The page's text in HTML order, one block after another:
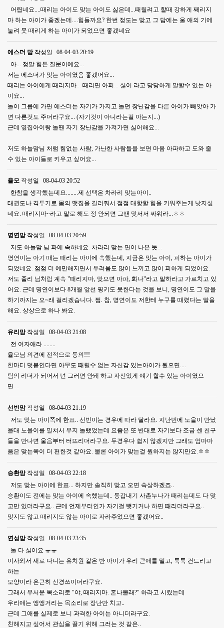
어렵네요....때리는 아이도 맞는 아이도 싫은데...때릴려고 할때 강하게 째리지
마 하는 아이가 좋겠는데....힘들까요? 한번 정도는 맞고 그 담에는 울 애의 기에
눌려 못 때리게 하는 아이가 되었으면 좋겠네요
에스더 맘 작성일
08-04-03 20:19
아... 정말 힘든 질문이예요...
저는 에스더가 맞는 아이였음 좋겠어요...
때리는 아이에게 때리지마... 때리면 아퍼... 싫어 라고 당당하게 말할수 있는 아
이요...
놀이 그룹에 가면 에스더는 자기가 가지고 놀던 장난감을 다른 아이가 빼앗아 가
면 다른것도 주더라구요... (자기것이 아니라는걸 아는지...)
근데 옆집아이랑 놀땐 자기 장난감을 가져가면 싫어해요...
저도 하늘맘님 처럼 힘없는 사람, 가난한 사람들을 보면 마음 아파하고 도와 줄
수 있는 아이들로 키우고 싶어요...
율모 작성일
08-04-03 20:52
한참을 생각했는데요........제 선택은 차라리 맞는아이..
태권도나 격투기로 몸의 맷집을 길러줘서 점점 대항할 힘을 키워주는게 낫지싶
네요. 때리지마~라고 말로 해도 정 안되면 그땐 맞서서 싸워라...ㅎㅎ
명연맘 작성일
08-04-03 20:59
저도 하늘맘 님 파에 속하네요. 차라리 맞는 편이 나은 듯...
명연이는 아기 때는 때리는 아이에 속했는데, 지금은 맞는 아이, 피하는 아이가
되었네요. 점점 더 예민해지면서 두려움도 많이 느끼고 많이 피하게 되었어요.
저도 줄리 님처럼 계속 "때리지마, 맞으면 아파, 화나"라고 말하라고 가르치고 있
어요. 근데 명연이보다 8개월 앞선 핑키도 못한다는 것을 보니, 명연이도 그 말을
하기까지는 오~래 걸리겠습니다. 쩝. 참, 명연이도 저한테 누구를 때렸다는 말을
해요. 상상으로 하나 봐요.
유리맘 작성일
08-04-03 21:08
전 여자애라 ........
율모님 의견에 전적으로 동의!!!
한마디 덧붙인다면 아무도 때릴수 없는 자신감 있는아이가 됬으면....
팀의 리더가 되어서 넌 그러면 안돼 하고 자신있게 얘기 할수 있는 아이였으
면....
선빈맘 작성일
08-04-03 21:19
저도 맞는 아이쪽에 한표.. 선빈이는 경우에 따라 달라요. 지난번에 노을이 만났
을대 노을이를 밀쳐서 무지 놀랬었는데 요즘은 또 반대로 자기보다 조금 센 친구
들을 만나면 울음부터 터뜨리더라구요. 두경우다 쉽지 않겠지만 그래도 엄마마
음은 맞는쪽이 더 편한것 같아요. 물론 아이가 맞는걸 원하지는 않지만요.ㅎㅎ
승환맘 작성일
08-04-03 22:18
저도 맞는 아이에 한표... 하지만 솔직히 맞고 오면 속상하겠죠..
승환이도 전에는 맞는 아이에 속했는데.. 동갑내기 사촌누나가 때리는데도 다 맞
고만 있더라구요.. 근데 언제부터인가 자기걸 뺏기거나 하면 때리더라구요..
맞지도 않고 때리지도 않는 아이로 자라주었으면 좋겠어요..
연성맘 작성일
08-04-03 23:35
둘 다 싫어요.ㅠㅠ
이사와서 새로 다니는 유치원 같은 반 아이가 우리 큰애를 밀고, 툭툭 건드리고
하는
모양이라 은근히 신경쓰이더라구요.
그래서 무서운 목소리로 "야, 때리지마. 혼나볼래?" 하라고 시켰는데
우리애는 앵앵거리는 목소리로 장난만 치고..
근데 그애를 실제로 보니 과격한 아이는 아니더라구요.
친해지고 싶어서 관심을 끌기 위해 그러는 것 같은..